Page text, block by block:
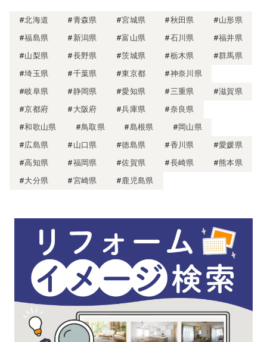
#北海道 #青森県 #宮城県 #秋田県
#山形県
#福島県
#新潟県 #富山県 #石川県
#福井県
#山梨県
#長野県 #茨城県 #栃木県
#群馬県
#埼玉県
#千葉県 #東京都
#神奈川県
#岐阜県
#静岡県 #愛知県 #三重県
#滋賀県
#京都府
#大阪府 #兵庫県
#奈良県
#和歌山県
#鳥取県 #島根県
#岡山県
#広島県
#山口県 #徳島県 #香川県
#愛媛県
#高知県
#福岡県 #佐賀県 #長崎県
#熊本県
#大分県
#宮崎県 #鹿児島県